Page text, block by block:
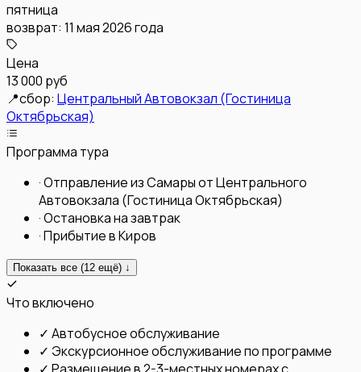
пятница
возврат: 11 мая 2026 года
Цена
13 000 руб
📍сбор: Центральный Автовокзал (Гостиница
Октябрьская)
Программа тура
·Отправление из Самары от Центрального
Автовокзала (Гостиница Октябрьская)
·Остановка на завтрак
·Прибытие в Киров
Показать все (12 ещё) ↓
Что включено
✓ Автобусное обслуживание
✓ Экскурсионное обслуживание по программе